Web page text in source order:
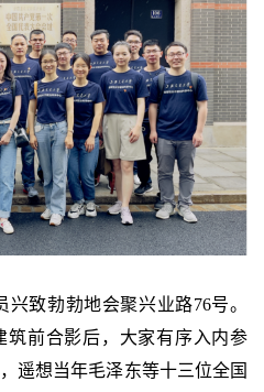
致勃勃地会聚兴业路76号。
筑前合影后，大家有序入内参
遥想当年毛泽东等十三位全国